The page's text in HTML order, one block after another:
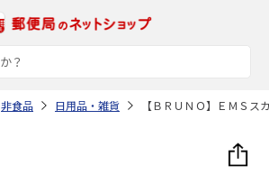
非食品 日用品・雑貨 【ＢＲＵＮＯ】ＥＭＳ